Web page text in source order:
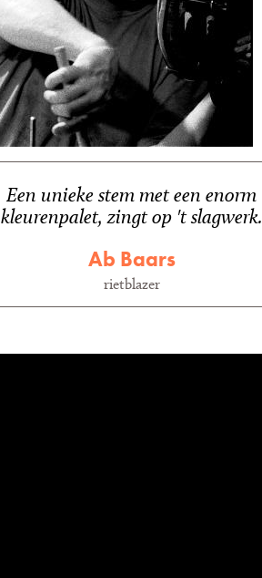
Een unieke stem met een enorm
kleurenpalet, zingt op 't slagwerk.
Ab Baars
rietblazer